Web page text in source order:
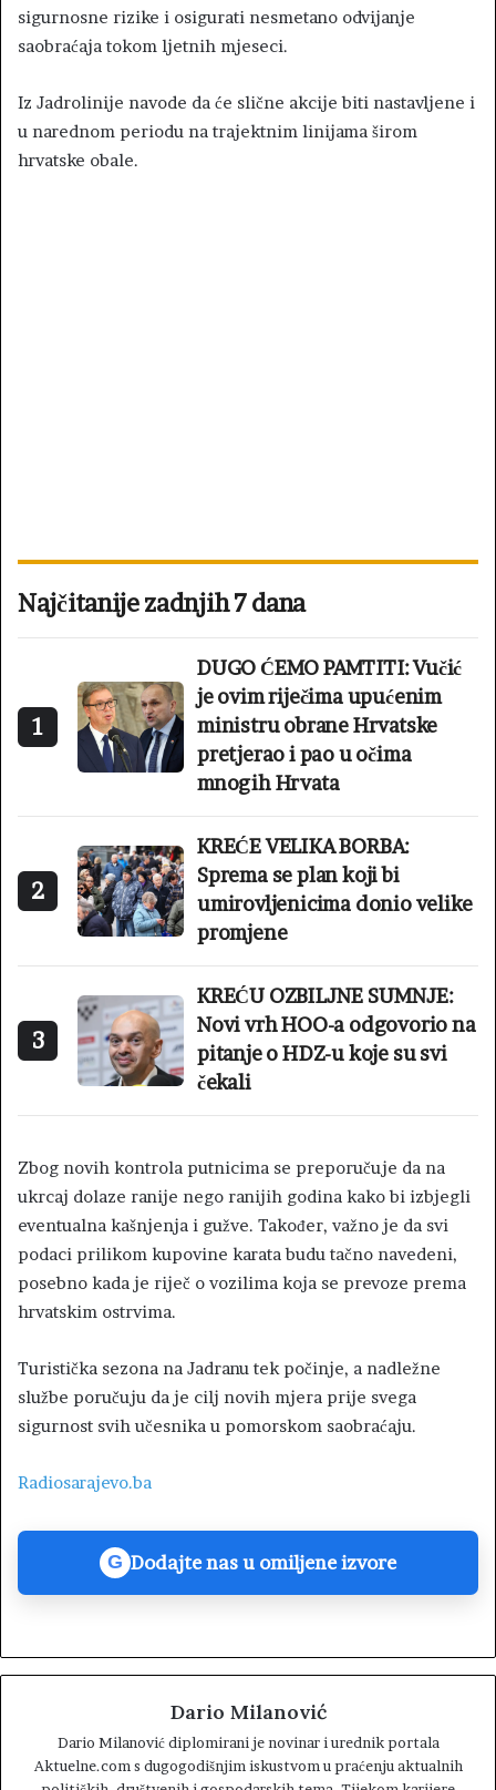
sigurnosne rizike i osigurati nesmetano odvijanje
saobraćaja tokom ljetnih mjeseci.
Iz Jadrolinije navode da će slične akcije biti nastavljene i
u narednom periodu na trajektnim linijama širom
hrvatske obale.
Najčitanije zadnjih 7 dana
1
DUGO ĆEMO PAMTITI: Vučić
je ovim riječima upućenim
ministru obrane Hrvatske
pretjerao i pao u očima
mnogih Hrvata
2
KREĆE VELIKA BORBA:
Sprema se plan koji bi
umirovljenicima donio velike
promjene
3
KREĆU OZBILJNE SUMNJE:
Novi vrh HOO-a odgovorio na
pitanje o HDZ-u koje su svi
čekali
Zbog novih kontrola putnicima se preporučuje da na
ukrcaj dolaze ranije nego ranijih godina kako bi izbjegli
eventualna kašnjenja i gužve. Također, važno je da svi
podaci prilikom kupovine karata budu tačno navedeni,
posebno kada je riječ o vozilima koja se prevoze prema
hrvatskim ostrvima.
Turistička sezona na Jadranu tek počinje, a nadležne
službe poručuju da je cilj novih mjera prije svega
sigurnost svih učesnika u pomorskom saobraćaju.
Radiosarajevo.ba
G Dodajte nas u omiljene izvore
Dario Milanović
Dario Milanović diplomirani je novinar i urednik portala
Aktuelne.com s dugogodišnjim iskustvom u praćenju aktualnih